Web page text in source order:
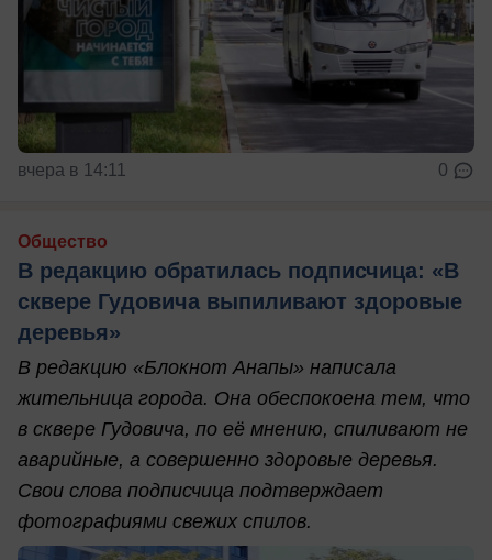
вчера в 14:11 0
Общество
В редакцию обратилась подписчица: «В
сквере Гудовича выпиливают здоровые
деревья»
В редакцию «Блокнот Анапы» написала
жительница города. Она обеспокоена тем, что
в сквере Гудовича, по её мнению, спиливают не
аварийные, а совершенно здоровые деревья.
Свои слова подписчица подтверждает
фотографиями свежих спилов.